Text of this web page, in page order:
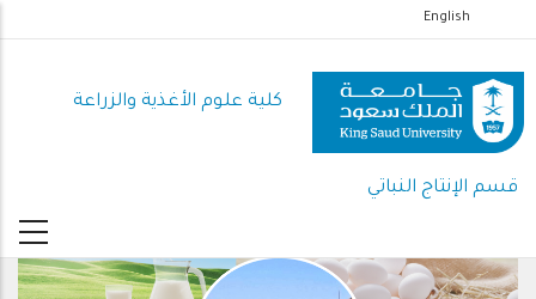
إلى
المحتوى
الرئيسي
English
كلية علوم الأغذية والزراعة
قسم الإنتاج النباتي